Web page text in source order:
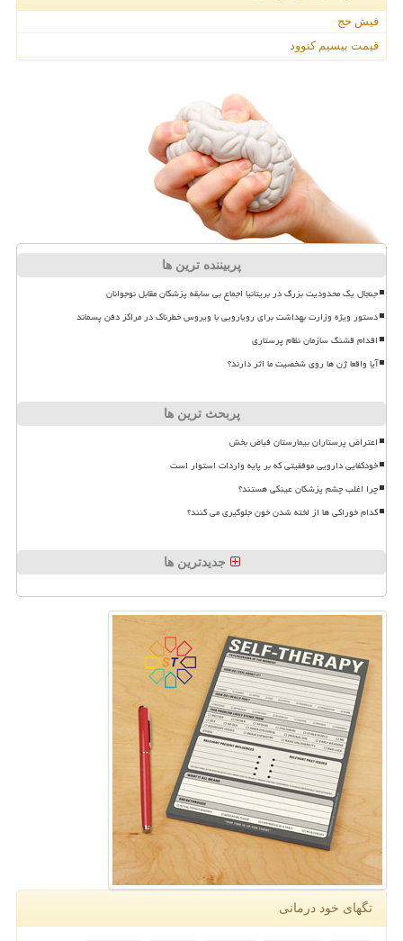
فیش حج
قیمت بیسیم کنوود
پربیننده ترین ها
جنجال یک محدودیت بزرگ در بریتانیا اجماع بی سابقه پزشکان مقابل نوجوانان
دستور ویژه وزارت بهداشت برای رویارویی با ویروس خطرناک در مراکز دفن پسماند
اقدام قشنگ سازمان نظام پرستاری
آیا واقعا ژن ها روی شخصیت ما اثر دارند؟
پربحث ترین ها
اعتراض پرستاران بیمارستان فیاض بخش
خودکفایی دارویی موفقیتی که بر پایه واردات استوار است
چرا اغلب چشم پزشکان عینکی هستند؟
کدام خوراکی ها از لخته شدن خون جلوگیری می کنند؟
جدیدترین ها
تگهای خود درمانی